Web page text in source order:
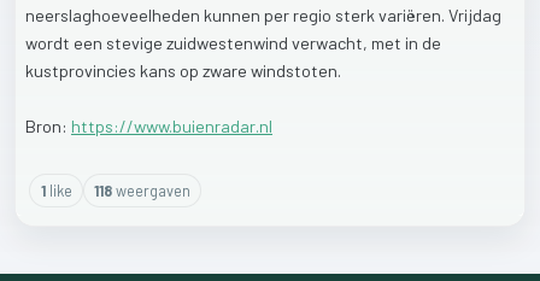
neerslaghoeveelheden kunnen per regio sterk variëren. Vrijdag
wordt een stevige zuidwestenwind verwacht, met in de
kustprovincies kans op zware windstoten.
Bron: https://www.buienradar.nl
1like 118weergaven